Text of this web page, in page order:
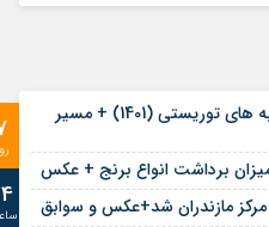
نقشه گردشگری مازندران و جاذبه های توریستی (1401) + مسیر
میزان برداشت انواع برنج + عکس
مرکز مازندران شد+عکس و سوابق